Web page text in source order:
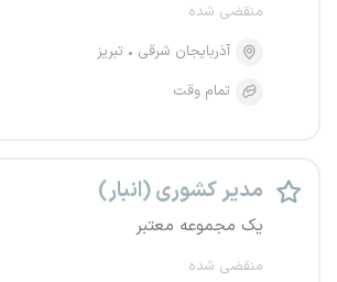
منقضی شده
آذربایجان شرقی
تبریز
تمام وقت
مدیر کشوری (انبار)
یک مجموعه معتبر
منقضی شده